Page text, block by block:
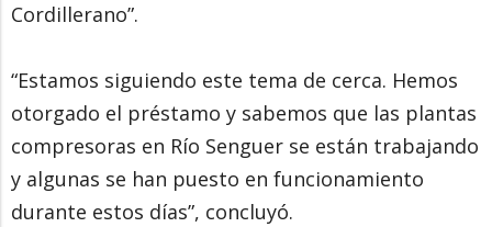
Cordillerano”.
“Estamos siguiendo este tema de cerca. Hemos
otorgado el préstamo y sabemos que las plantas
compresoras en Río Senguer se están trabajando
y algunas se han puesto en funcionamiento
durante estos días”, concluyó.